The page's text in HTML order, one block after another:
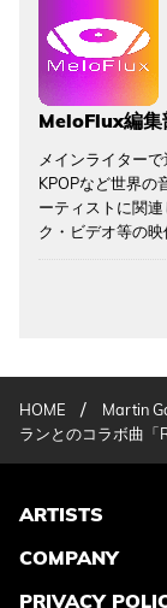
MeloFlux編集
メインライター
KPOPなど世界の
ーティストに関
ク・ビデオ等の
HOME / Martin
ランとのコラボ曲「
ARTISTS
COMPANY
PRIVACY